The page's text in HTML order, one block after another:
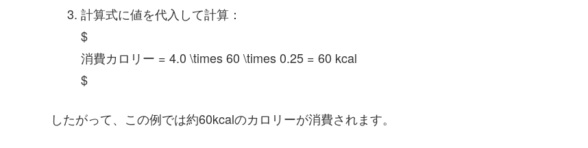
計算式に値を代入して計算：
$
消費カロリー = 4.0 \times 60 \times 0.25 = 60 kcal
$
したがって、この例では約60kcalのカロリーが消費されます。